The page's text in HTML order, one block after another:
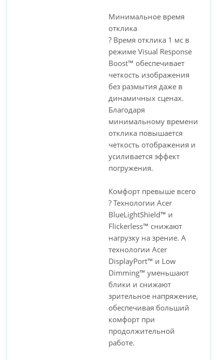
Минимальное время
отклика
? Время отклика 1 мс в
режиме Visual Response
Boost™ обеспечивает
четкость изображения
без размытия даже в
динамичных сценах.
Благодаря
минимальному времени
отклика повышается
четкость отображения и
усиливается эффект
погружения.
Комфорт превыше всего
? Технологии Acer
BlueLightShield™ и
Flickerless™ снижают
нагрузку на зрение. А
технологии Acer
DisplayPort™ и Low
Dimming™ уменьшают
блики и снижают
зрительное напряжение,
обеспечивая больший
комфорт при
продолжительной
работе.